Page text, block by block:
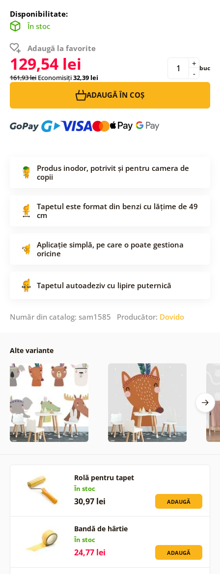
Disponibilitate:
În stoc
Adaugă la favorite
129,54 lei
161,93 lei Economisiți32,39 lei -
+ buc
ADAUGĂ ÎN COȘ
Produs inodor, potrivit și pentru camera de
copii
Tapetul este format din benzi cu lățime de 49
cm
Aplicație simplă, pe care o poate gestiona
oricine
Tapetul autoadeziv cu lipire puternică
Număr din catalog: sam1585 Producător: Dovido
Alte variante
Rolă pentru tapet
În stoc
30,97 lei ADAUGĂ
Bandă de hârtie
În stoc
24,77 lei ADAUGĂ